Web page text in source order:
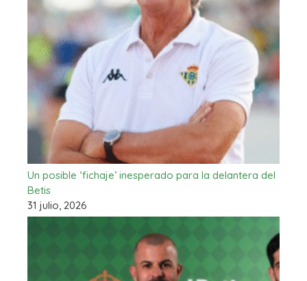
Un posible ‘fichaje’ inesperado para la delantera del
Betis
31 julio, 2026